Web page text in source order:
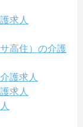
求人
高住）の介護
護求人
求人